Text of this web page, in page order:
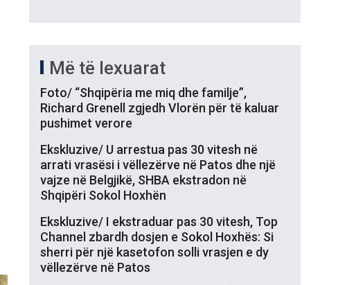
Më të lexuarat
Foto/ “Shqipëria me miq dhe familje”,
Richard Grenell zgjedh Vlorën për të kaluar
pushimet verore
Ekskluzive/ U arrestua pas 30 vitesh në
arrati vrasësi i vëllezërve në Patos dhe një
vajze në Belgjikë, SHBA ekstradon në
Shqipëri Sokol Hoxhën
Ekskluzive/ I ekstraduar pas 30 vitesh, Top
Channel zbardh dosjen e Sokol Hoxhës: Si
sherri për një kasetofon solli vrasjen e dy
vëllezërve në Patos